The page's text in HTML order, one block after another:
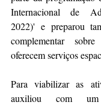
Internacional de
2022)' e preparou
complementar
oferecem serviços
Para viabilizar as
auxiliou com